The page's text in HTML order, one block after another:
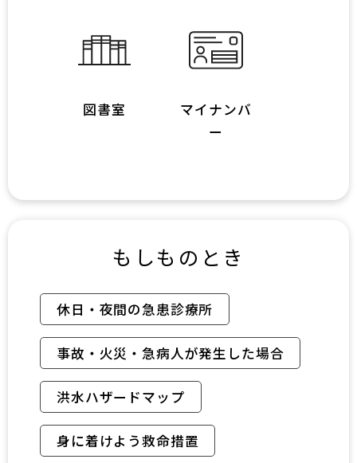
図書室
マイナンバ
ー
もしものとき
休日・夜間の急患診療所
事故・火災・急病人が発生した場合
洪水ハザードマップ
身に着けよう救命措置